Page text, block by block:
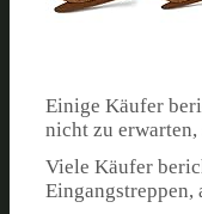
Einige Käufer
nicht zu
Viele Käufer
Eingangstreppen,